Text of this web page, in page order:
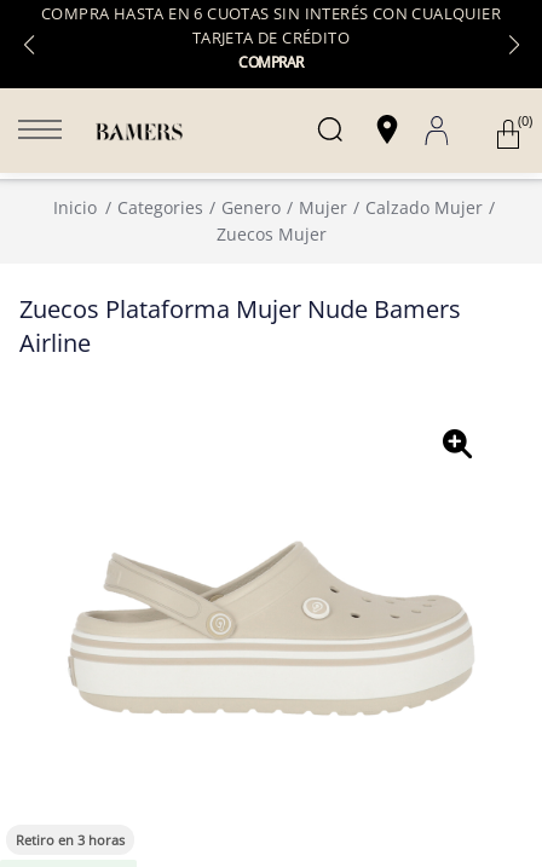
COMPRA HASTA EN 6 CUOTAS SIN INTERÉS CON CUALQUIER
TARJETA DE CRÉDITO
COMPRAR
(0)
Inicio Categories Genero Mujer
Calzado Mujer
Zuecos Mujer
Zuecos Plataforma Mujer Nude Bamers
Airline
Retiro en 3 horas